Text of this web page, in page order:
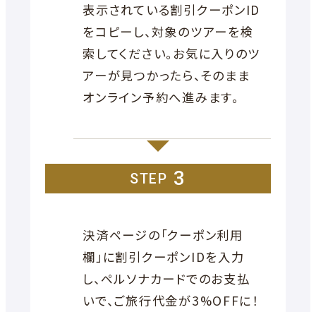
表示されている割引クーポンID
をコピーし、対象のツアーを検
索してください。お気に入りのツ
アーが見つかったら、そのまま
オンライン予約へ進みます。
STEP 3
決済ページの「クーポン利用
欄」に割引クーポンIDを入力
し、ペルソナカードでのお支払
いで、ご旅行代金が3%OFFに！